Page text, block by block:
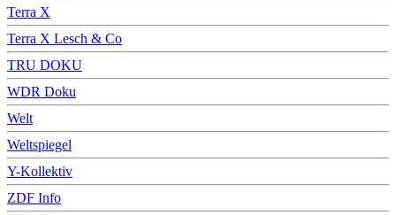
Terra X
Terra X Lesch & Co
TRU DOKU
WDR Doku
Welt
Weltspiegel
Y-Kollektiv
ZDF Info